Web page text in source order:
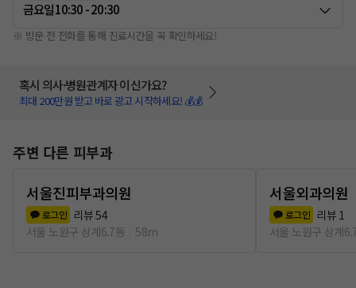
금요일10:30 - 20:30
※ 방문 전 전화를 통해 진료시간을 꼭 확인하세요!
혹시 의사·병원관계자 이신가요?
최대 200만원 받고 바로 광고 시작하세요! 💰💰
주변 다른 피부과
서울진피부과의원
로그인 리뷰54
서울 노원구 상계6.7동
58m
서울외과의원
로그인 리뷰 1
서울 노원구 상계